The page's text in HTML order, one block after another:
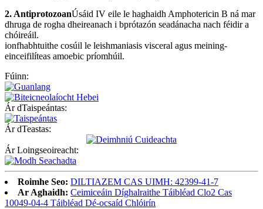
2. AntiprotozoanÚsáid IV eile le haghaidh Amphotericin B ná mar
dhruga de rogha dheireanach i bprótazón seadánacha nach féidir a
chóireáil.
ionfhabhtuithe cosúil le leishmaniasis visceral agus meining-
einceifilíteas amoebic príomhúil.
Fúinn:
Ár dTaispeántas:
Ár dTeastas:
Ár Loingseoireacht:
Roimhe Seo: DILTIAZEM CAS UIMH: 42399-41-7
Ar Aghaidh: Ceimiceáin Díghalraithe Táibléad Clo2 Cas
10049-04-4 Táibléad Dé-ocsaíd Chlóirín